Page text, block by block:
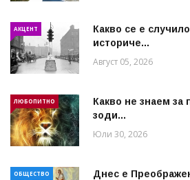
АКЦЕНТ
Какво се е
историче...
Август 05, 2026
ЛЮБОПИТНО
Какво не знаем за
зоди...
Юли 30, 2026
ОБЩЕСТВО Днес е